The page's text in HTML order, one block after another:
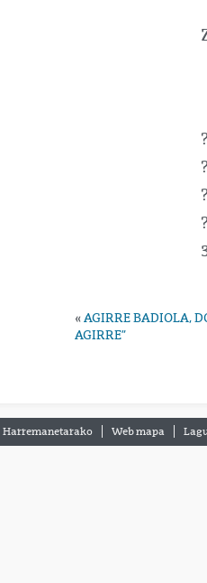
« AGIRRE BADIOLA,
AGIRRE”
Harremanetarako Web mapa